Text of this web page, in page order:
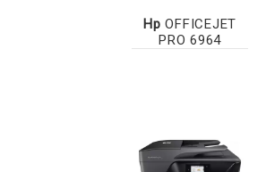
Hp OFFICEJET
PRO 6964